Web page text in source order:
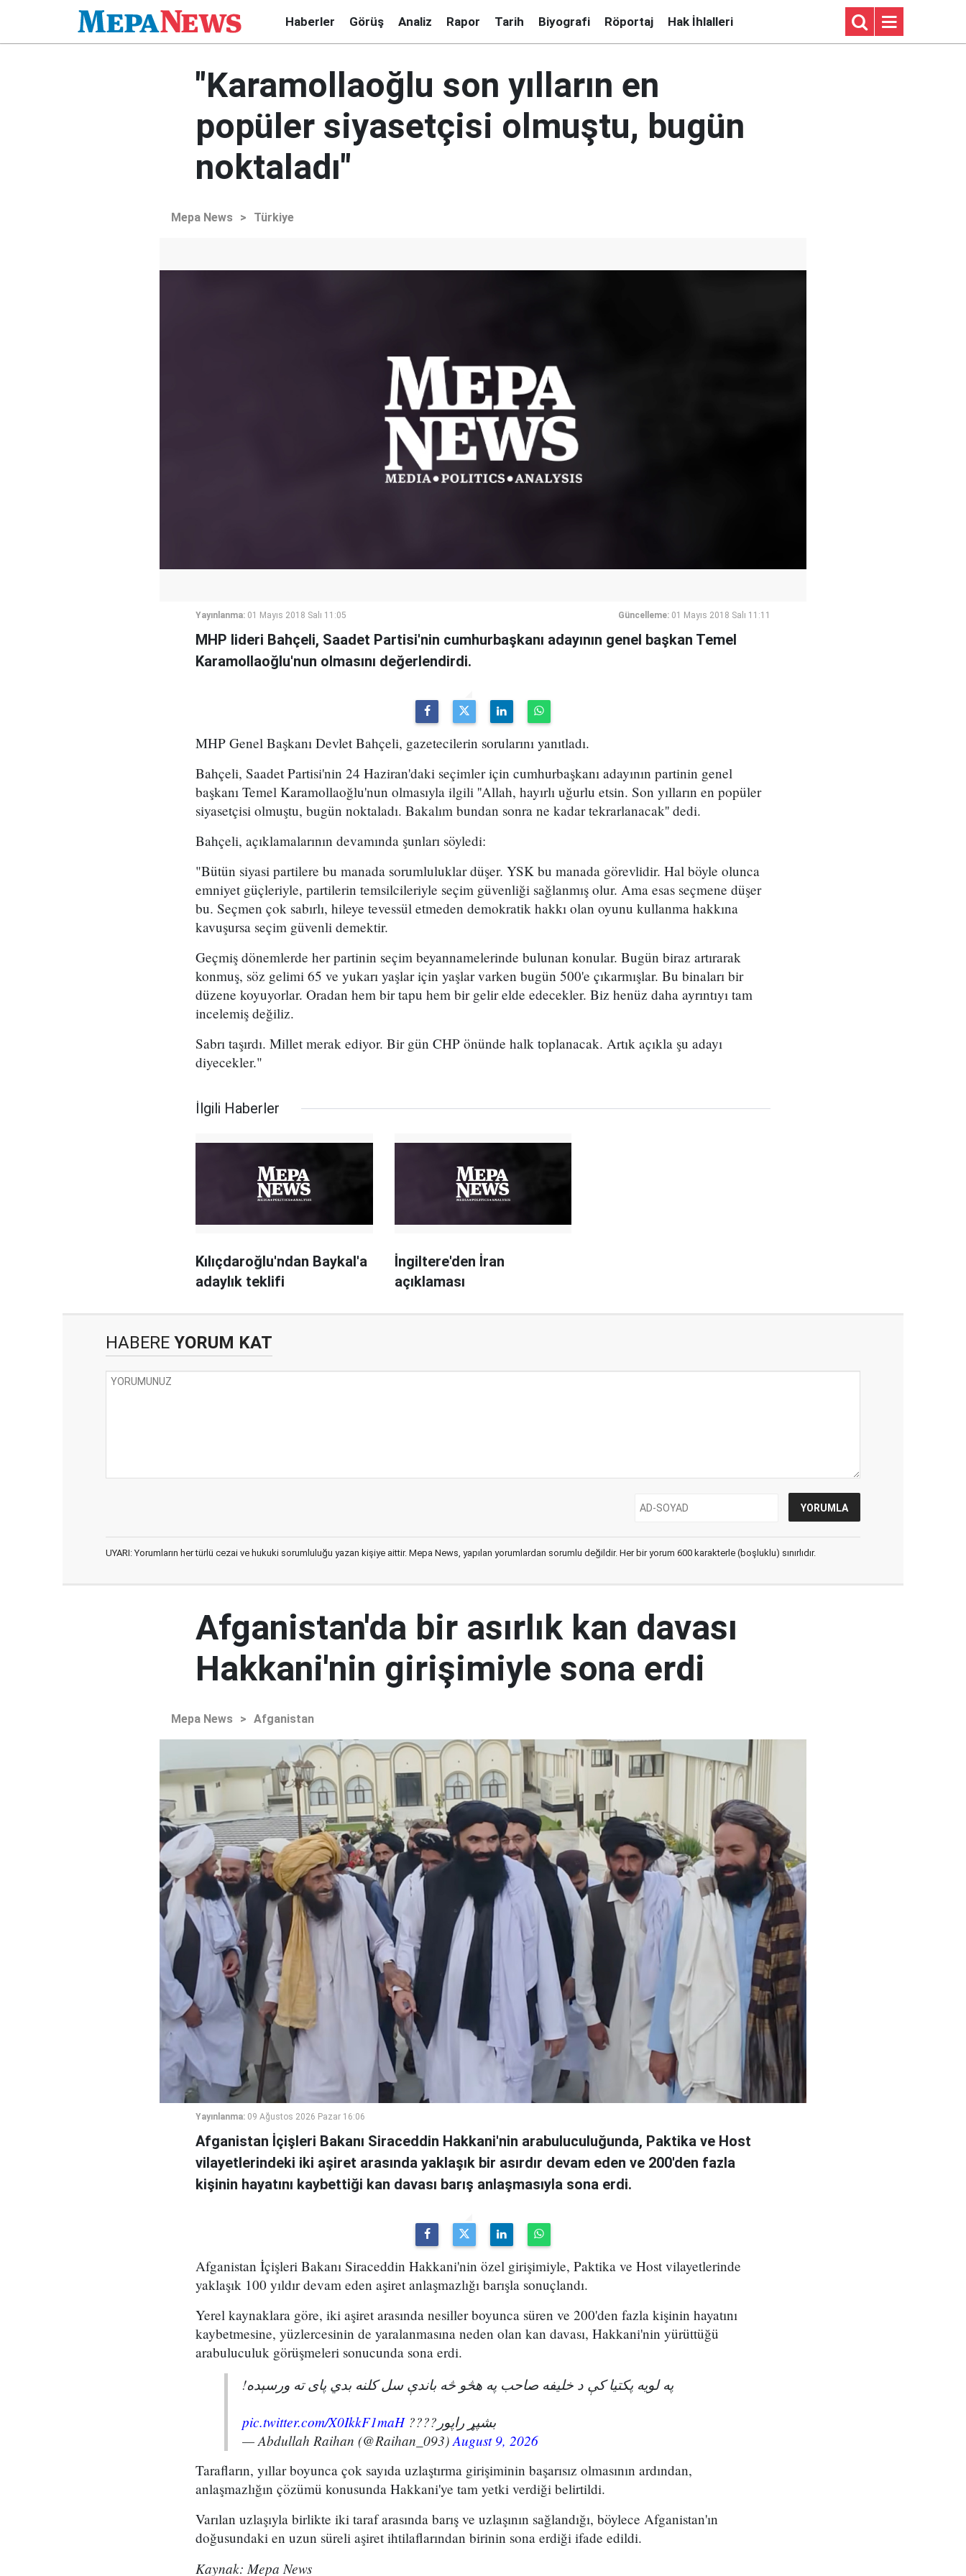
Haberler Görüş Analiz Rapor Tarih Biyografi Röportaj Hak İhlalleri
"Karamollaoğlu son yılların en
popüler siyasetçisi olmuştu, bugün
noktaladı"
Mepa News > Türkiye
Yayınlanma: 01 Mayıs 2018 Salı 11:05 Güncelleme: 01 Mayıs 2018 Salı 11:11
MHP lideri Bahçeli, Saadet Partisi'nin cumhurbaşkanı adayının genel başkan Temel
Karamollaoğlu'nun olmasını değerlendirdi.
MHP Genel Başkanı Devlet Bahçeli, gazetecilerin sorularını yanıtladı.
Bahçeli, Saadet Partisi'nin 24 Haziran'daki seçimler için cumhurbaşkanı adayının partinin genel
başkanı Temel Karamollaoğlu'nun olmasıyla ilgili ''Allah, hayırlı uğurlu etsin. Son yılların en popüler
siyasetçisi olmuştu, bugün noktaladı. Bakalım bundan sonra ne kadar tekrarlanacak'' dedi.
Bahçeli, açıklamalarının devamında şunları söyledi:
"Bütün siyasi partilere bu manada sorumluluklar düşer. YSK bu manada görevlidir. Hal böyle olunca
emniyet güçleriyle, partilerin temsilcileriyle seçim güvenliği sağlanmış olur. Ama esas seçmene düşer
bu. Seçmen çok sabırlı, hileye tevessül etmeden demokratik hakkı olan oyunu kullanma hakkına
kavuşursa seçim güvenli demektir.
Geçmiş dönemlerde her partinin seçim beyannamelerinde bulunan konular. Bugün biraz artırarak
konmuş, söz gelimi 65 ve yukarı yaşlar için yaşlar varken bugün 500'e çıkarmışlar. Bu binaları bir
düzene koyuyorlar. Oradan hem bir tapu hem bir gelir elde edecekler. Biz henüz daha ayrıntıyı tam
incelemiş değiliz.
Sabrı taşırdı. Millet merak ediyor. Bir gün CHP önünde halk toplanacak. Artık açıkla şu adayı
diyecekler."
İlgili Haberler
Kılıçdaroğlu'ndan Baykal'a
adaylık teklifi
İngiltere'den İran
açıklaması
HABERE YORUM KAT
UYARI: Yorumların her türlü cezai ve hukuki sorumluluğu yazan kişiye aittir. Mepa News, yapılan yorumlardan sorumlu değildir. Her bir yorum 600 karakterle (boşluklu) sınırlıdır.
Afganistan'da bir asırlık kan davası
Hakkani'nin girişimiyle sona erdi
Mepa News > Afganistan
Yayınlanma: 09 Ağustos 2026 Pazar 16:06
Afganistan İçişleri Bakanı Siraceddin Hakkani'nin arabuluculuğunda, Paktika ve Host
vilayetlerindeki iki aşiret arasında yaklaşık bir asırdır devam eden ve 200'den fazla
kişinin hayatını kaybettiği kan davası barış anlaşmasıyla sona erdi.
Afganistan İçişleri Bakanı Siraceddin Hakkani'nin özel girişimiyle, Paktika ve Host vilayetlerinde
yaklaşık 100 yıldır devam eden aşiret anlaşmazlığı barışla sonuçlandı.
Yerel kaynaklara göre, iki aşiret arasında nesiller boyunca süren ve 200'den fazla kişinin hayatını
kaybetmesine, yüzlercesinin de yaralanmasına neden olan kan davası, Hakkani'nin yürüttüğü
arabuluculuk görüşmeleri sonucunda sona erdi.
په لویه پکتیا کې د خلیفه صاحب په هڅو څه باندې سل کلنه بدي پای ته ورسېده!
بشپړ راپور????pic.twitter.com/X0IkkF1maH
— Abdullah Raihan (@Raihan_093)August 9, 2026
Tarafların, yıllar boyunca çok sayıda uzlaştırma girişiminin başarısız olmasının ardından,
anlaşmazlığın çözümü konusunda Hakkani'ye tam yetki verdiği belirtildi.
Varılan uzlaşıyla birlikte iki taraf arasında barış ve uzlaşının sağlandığı, böylece Afganistan'ın
doğusundaki en uzun süreli aşiret ihtilaflarından birinin sona erdiği ifade edildi.
Kaynak: Mepa News